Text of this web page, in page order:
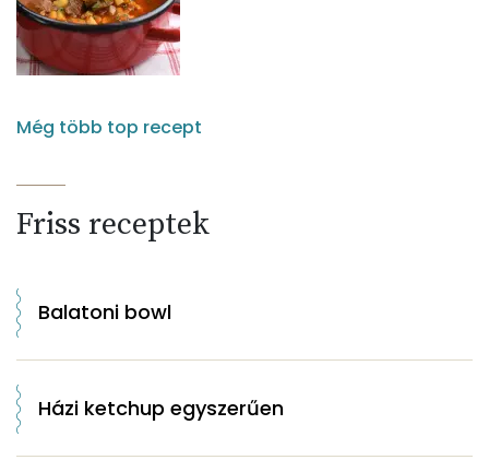
Még több top recept
Friss receptek
Balatoni bowl
Házi ketchup egyszerűen